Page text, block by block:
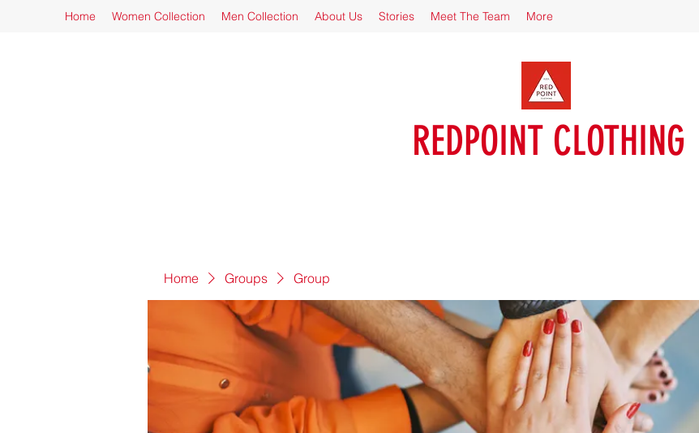
Home Women Collection Men Collection About Us Stories Meet The Team More
REDPOINT CLOTHING
Home Groups Group